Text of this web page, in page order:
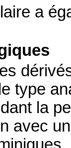
a
type
la
avec